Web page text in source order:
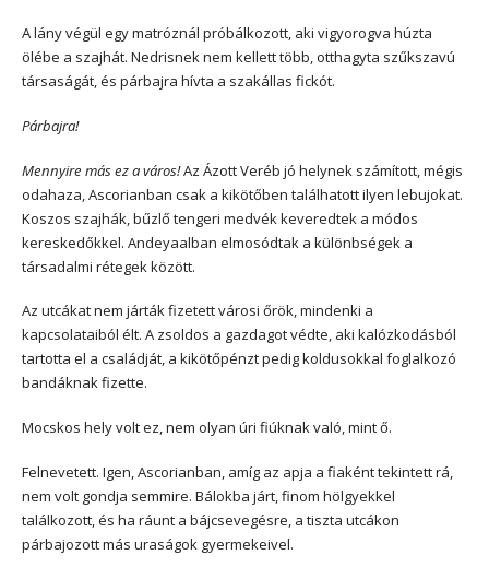
A lány végül egy matróznál próbálkozott, aki vigyorogva húzta
ölébe a szajhát. Nedrisnek nem kellett több, otthagyta szűkszavú
társaságát, és párbajra hívta a szakállas fickót.
Párbajra!
Mennyire más ez a város!Az Ázott Veréb jó helynek számított, mégis
odahaza, Ascorianban csak a kikötőben találhatott ilyen lebujokat.
Koszos szajhák, bűzlő tengeri medvék keveredtek a módos
kereskedőkkel. Andeyaalban elmosódtak a különbségek a
társadalmi rétegek között.
Az utcákat nem járták fizetett városi őrök, mindenki a
kapcsolataiból élt. A zsoldos a gazdagot védte, aki kalózkodásból
tartotta el a családját, a kikötőpénzt pedig koldusokkal foglalkozó
bandáknak fizette.
Mocskos hely volt ez, nem olyan úri fiúknak való, mint ő.
Felnevetett. Igen, Ascorianban, amíg az apja a fiaként tekintett rá,
nem volt gondja semmire. Bálokba járt, finom hölgyekkel
találkozott, és ha ráunt a bájcsevegésre, a tiszta utcákon
párbajozott más uraságok gyermekeivel.